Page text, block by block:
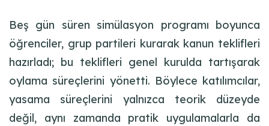
Beş gün süren simülasyon programı boyunca
öğrenciler, grup partileri kurarak kanun teklifleri
hazırladı; bu teklifleri genel kurulda tartışarak
oylama süreçlerini yönetti. Böylece katılımcılar,
yasama süreçlerini yalnızca teorik düzeyde
değil, aynı zamanda pratik uygulamalarla da